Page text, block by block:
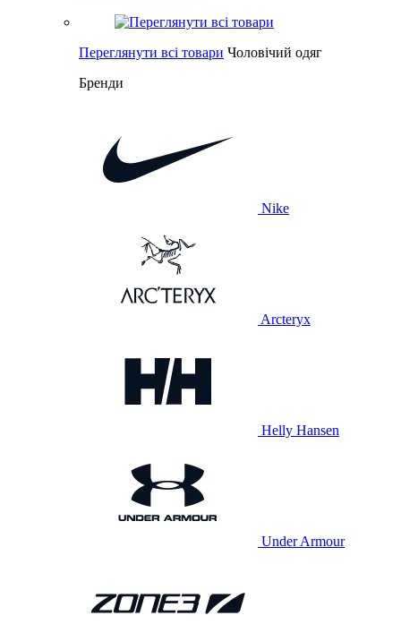
Переглянути всі товари Чоловічий одяг
Бренди
Nike
Arcteryx
Helly Hansen
Under Armour